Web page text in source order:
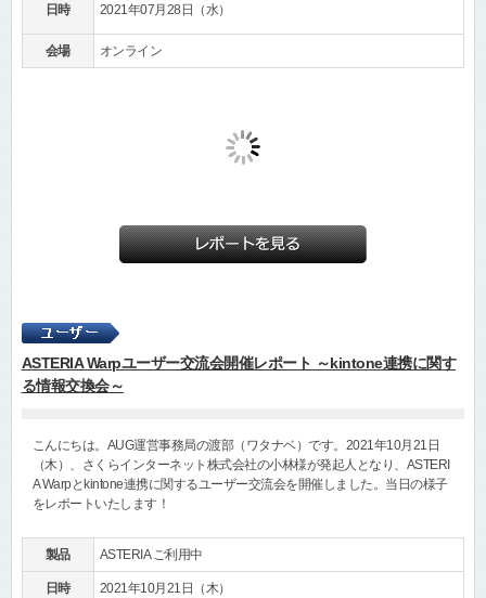
日時 2021年07月28日（水）
会場 オンライン
ASTERIA Warpユーザー交流会開催レポート ～kintone連携に関す
る情報交換会～
こんにちは。AUG運営事務局の渡部（ワタナベ）です。2021年10月21日
（木）、さくらインターネット株式会社の小林様が発起人となり、ASTERI
A Warpとkintone連携に関するユーザー交流会を開催しました。当日の様子
をレポートいたします！
製品 ASTERIA ご利用中
日時 2021年10月21日（木）